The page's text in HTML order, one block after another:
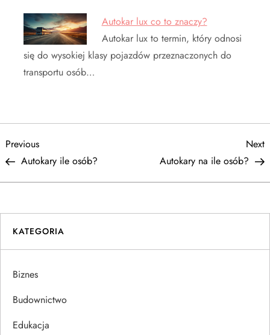
Autokar lux co to znaczy?
Autokar lux to termin, który odnosi
się do wysokiej klasy pojazdów przeznaczonych do
transportu osób…
N
a
w
g
a
c
Previous
Post
Previous
Autokary ile osób?
Next
Autokary na ile osób?
KATEGORIA
Biznes
Budownictwo
Edukacja